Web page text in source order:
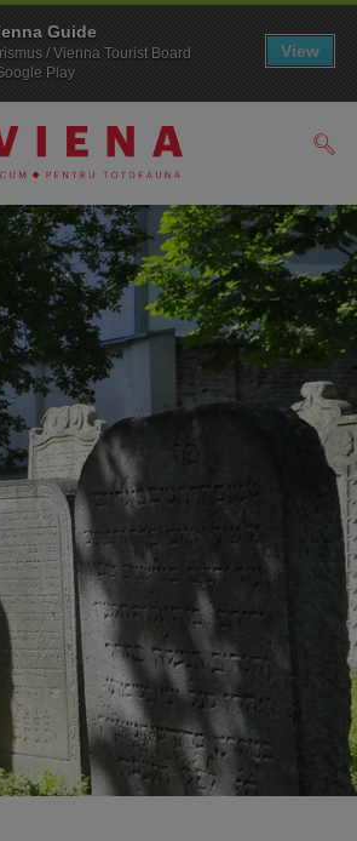
Guide
/ Vienna Tourist Board
Play
View